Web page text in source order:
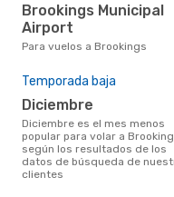
Brookings Municipal
Airport
Para vuelos a Brookings
Temporada baja
diciembre
diciembre es el mes menos
popular para volar a
según los resultados de los
datos de búsqueda de
clientes